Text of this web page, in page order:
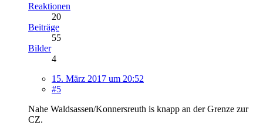
Reaktionen
20
Beiträge
55
Bilder
4
15. März 2017 um 20:52
#5
Nahe Waldsassen/Konnersreuth is knapp an der Grenze zur
CZ.